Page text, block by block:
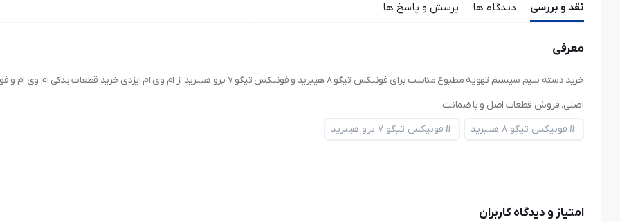
نقد و بررسی دیدگاه ها پرسش و پاسخ ها
معرفی
خرید دسته سيم سیستم تهویه مطبوع مناسب برای فونیکس تیگو ۸ هیبرید و فونیکس تیگو ۷ پرو هیبرید از ام وی ام ایزدی خرید قطعات یدکی
اصلی. فروش قطعات اصل و با ضمانت.
فونیکس تیگو ۸ هیبرید
فونیکس تیگو ۷ پرو هیبرید
امتیاز و دیدگاه کاربران